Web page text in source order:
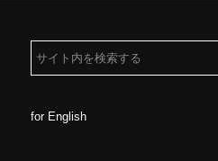
for English